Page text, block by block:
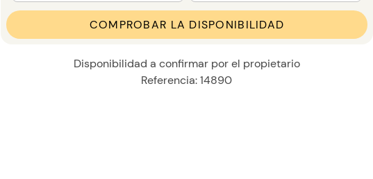
COMPROBAR LA DISPONIBILIDAD
Disponibilidad a confirmar por el propietario
Referencia: 14890